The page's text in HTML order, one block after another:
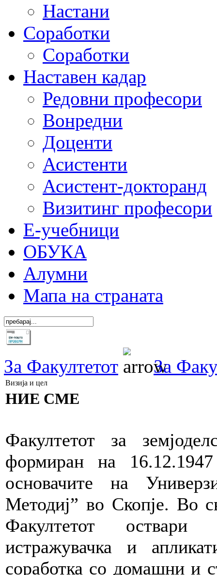
Настани
Соработки
Соработки
Наставен кадар
Редовни професори
Вонредни
Доценти
Асистенти
Асистент-докторанд
Визитинг професори
Е-учебници
ОБУКА
Алумни
Мапа на страната
За Факултетот За
Визија и цел
НИЕ СМЕ
Факултетот за
формиран на
основачите на
Методиј” во Скопје. Во
Факултетот оствари
истражувачка и
соработка со домашни и